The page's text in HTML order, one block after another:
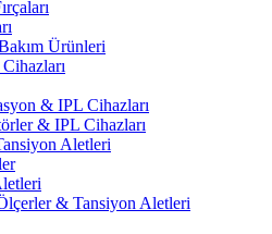
Ürünleri
& IPL Cihazları
& IPL Cihazları
Aletleri
& Tansiyon Aletleri